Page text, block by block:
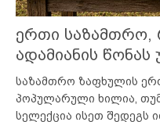
ერთი
ადამიანის
საზამთრო ზაფხულის
პოპულარული ხილია,
სელექცია ისეთ შედეგს